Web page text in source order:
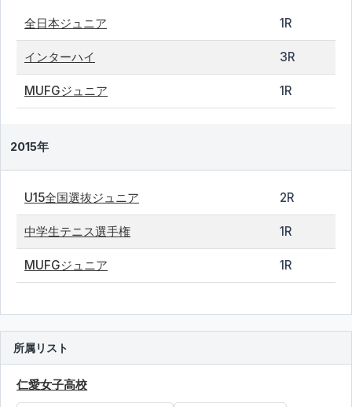
全日本ジュニア 1R
インターハイ 3R
MUFGジュニア 1R
2015年
U15全国選抜ジュニア 2R
中学生テニス選手権 1R
MUFGジュニア 1R
所属リスト
仁愛女子高校